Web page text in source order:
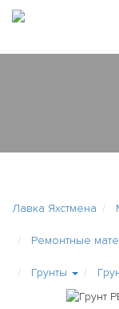
Лавка Яхстмена
Ремонтные
Грунты